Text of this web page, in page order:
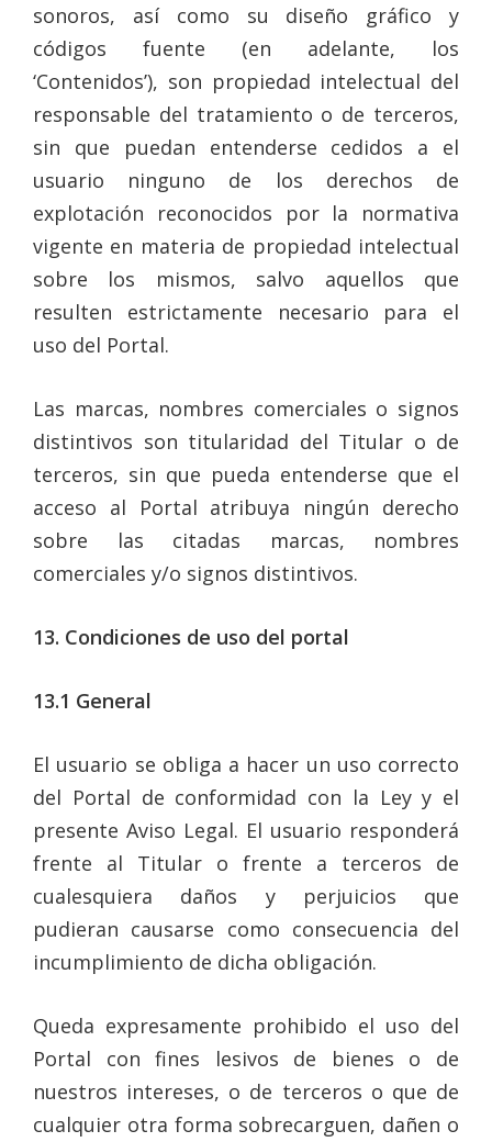
sonoros, así como su diseño gráfico y
códigos fuente (en adelante, los
‘Contenidos’), son propiedad intelectual del
responsable del tratamiento o de terceros,
sin que puedan entenderse cedidos a el
usuario ninguno de los derechos de
explotación reconocidos por la normativa
vigente en materia de propiedad intelectual
sobre los mismos, salvo aquellos que
resulten estrictamente necesario para el
uso del Portal.
Las marcas, nombres comerciales o signos
distintivos son titularidad del Titular o de
terceros, sin que pueda entenderse que el
acceso al Portal atribuya ningún derecho
sobre las citadas marcas, nombres
comerciales y/o signos distintivos.
13. Condiciones de uso del portal
13.1 General
El usuario se obliga a hacer un uso correcto
del Portal de conformidad con la Ley y el
presente Aviso Legal. El usuario responderá
frente al Titular o frente a terceros de
cualesquiera daños y perjuicios que
pudieran causarse como consecuencia del
incumplimiento de dicha obligación.
Queda expresamente prohibido el uso del
Portal con fines lesivos de bienes o de
nuestros intereses, o de terceros o que de
cualquier otra forma sobrecarguen, dañen o